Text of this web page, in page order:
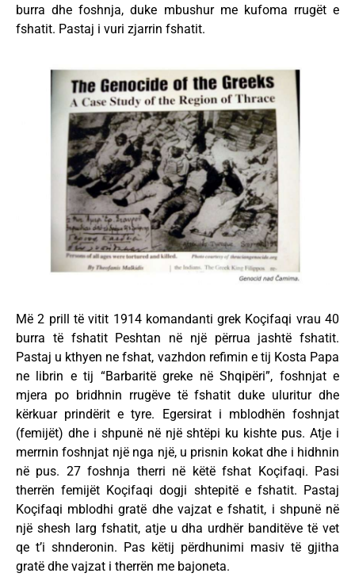
burra dhe foshnja, duke mbushur me kufoma rrugët e
fshatit. Pastaj i vuri zjarrin fshatit.
Më 2 prill të vitit 1914 komandanti grek Koçifaqi vrau 40
burra të fshatit Peshtan në një përrua jashtë fshatit.
Pastaj u kthyen ne fshat, vazhdon refimin e tij Kosta Papa
ne librin e tij “Barbaritë greke në Shqipëri”, foshnjat e
mjera po bridhnin rrugëve të fshatit duke uluritur dhe
kërkuar prindërit e tyre. Egersirat i mblodhën foshnjat
(femijët) dhe i shpunë në një shtëpi ku kishte pus. Atje i
merrnin foshnjat një nga një, u prisnin kokat dhe i hidhnin
në pus. 27 foshnja therri në këtë fshat Koçifaqi. Pasi
therrën femijët Koçifaqi dogji shtepitë e fshatit. Pastaj
Koçifaqi mblodhi gratë dhe vajzat e fshatit, i shpunë në
një shesh larg fshatit, atje u dha urdhër banditëve të vet
qe t’i shnderonin. Pas këtij përdhunimi masiv të gjitha
gratë dhe vajzat i therrën me bajoneta.